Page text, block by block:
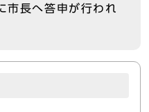
長へ答申が行われ